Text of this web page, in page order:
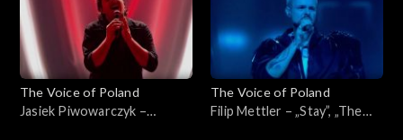
listopada 2025
The Voice of Poland
Jasiek Piwowarczyk –
The Voice of Poland
Filip Mettler – „Stay”, „The